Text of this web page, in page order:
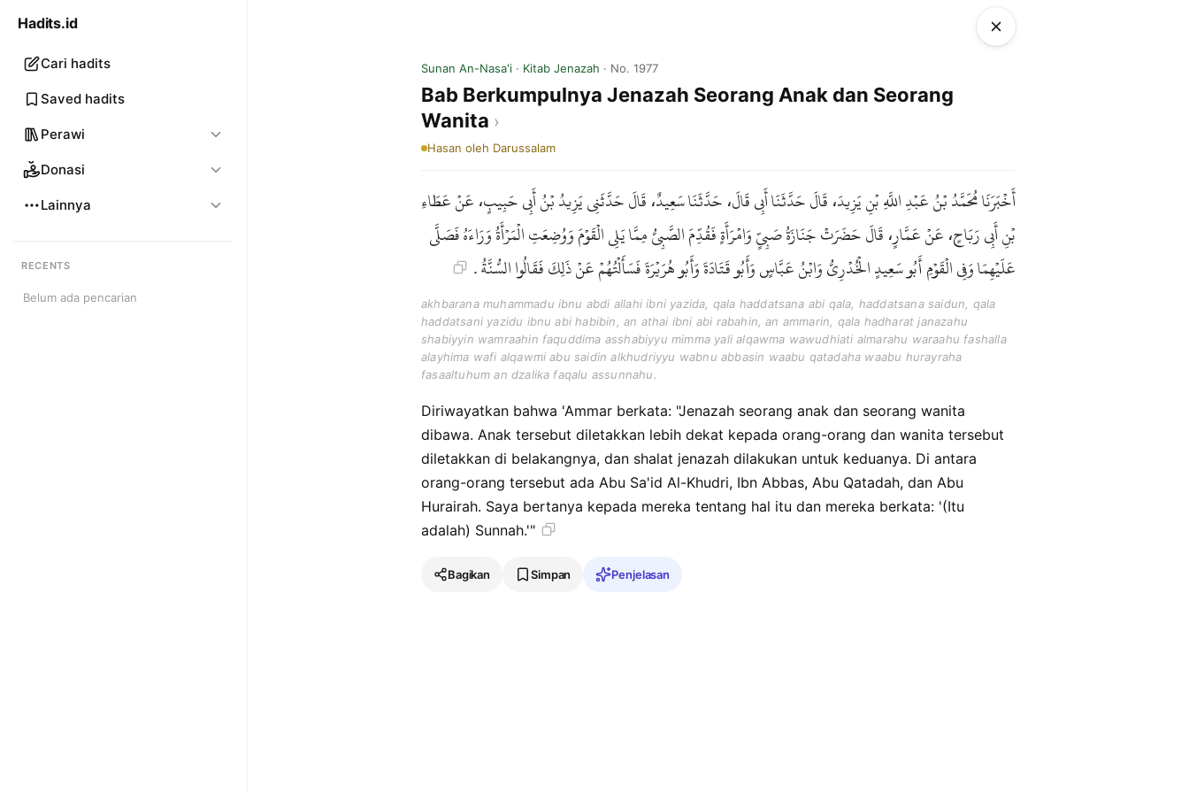
Hadits.id
Cari hadits
Saved hadits
Perawi
Donasi
Lainnya
RECENTS
Belum ada pencarian
Sunan An-Nasa'i · Kitab Jenazah · No. 1977
Bab Berkumpulnya Jenazah Seorang Anak dan Seorang
Wanita
Hasan oleh Darussalam
أَخْبَرَنَا مُحَمَّدُ بْنُ عَبْدِ اللَّهِ بْنِ يَزِيدَ، قَالَ حَدَّثَنَا أَبِي قَالَ، حَدَّثَنَا سَعِيدٌ، قَالَ حَدَّثَنِي يَزِيدُ بْنُ أَبِي حَبِيبٍ، عَنْ عَطَاءِ
بْنِ أَبِي رَبَاحٍ، عَنْ عَمَّارٍ، قَالَ حَضَرَتْ جَنَازَةُ صَبِيٍّ وَامْرَأَةٍ فَقُدِّمَ الصَّبِيُّ مِمَّا يَلِي الْقَوْمَ وَوُضِعَتِ الْمَرْأَةُ وَرَاءَهُ فَصَلَّى
عَلَيْهِمَا وَفِي الْقَوْمِ أَبُو سَعِيدٍ الْخُدْرِيُّ وَابْنُ عَبَّاسٍ وَأَبُو قَتَادَةَ وَأَبُو هُرَيْرَةَ فَسَأَلْتُهُمْ عَنْ ذَلِكَ فَقَالُوا السُّنَّةُ .
akhbarana muhammadu ibnu abdi allahi ibni yazida, qala haddatsana abi qala, haddatsana saidun, qala
haddatsani yazidu ibnu abi habibin, an athai ibni abi rabahin, an ammarin, qala hadharat janazahu
shabiyyin wamraahin faquddima asshabiyyu mimma yali alqawma wawudhiati almarahu waraahu fashalla
alayhima wafi alqawmi abu saidin alkhudriyyu wabnu abbasin waabu qatadaha waabu hurayraha
fasaaltuhum an dzalika faqalu assunnahu.
Diriwayatkan bahwa 'Ammar berkata: "Jenazah seorang anak dan seorang wanita
dibawa. Anak tersebut diletakkan lebih dekat kepada orang-orang dan wanita tersebut
diletakkan di belakangnya, dan shalat jenazah dilakukan untuk keduanya. Di antara
orang-orang tersebut ada Abu Sa'id Al-Khudri, Ibn Abbas, Abu Qatadah, dan Abu
Hurairah. Saya bertanya kepada mereka tentang hal itu dan mereka berkata: '(Itu
adalah) Sunnah.'"
Bagikan Simpan Penjelasan